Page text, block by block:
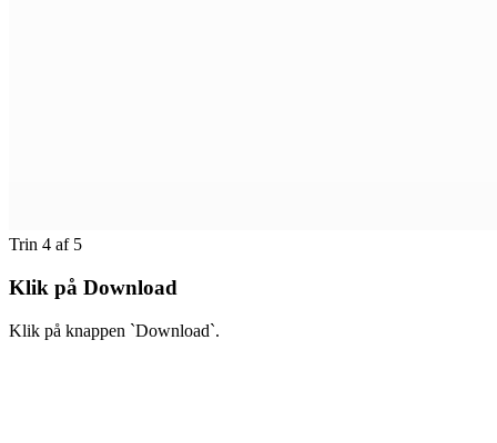
Trin 4 af 5
Klik på Download
Klik på knappen `Download`.